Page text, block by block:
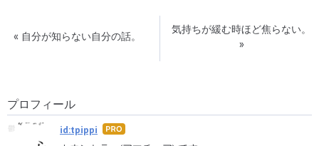
« 自分が知らない自分の話。
気持ちが緩む時ほど焦らない。
»
プロフィール
id:tpippi はて